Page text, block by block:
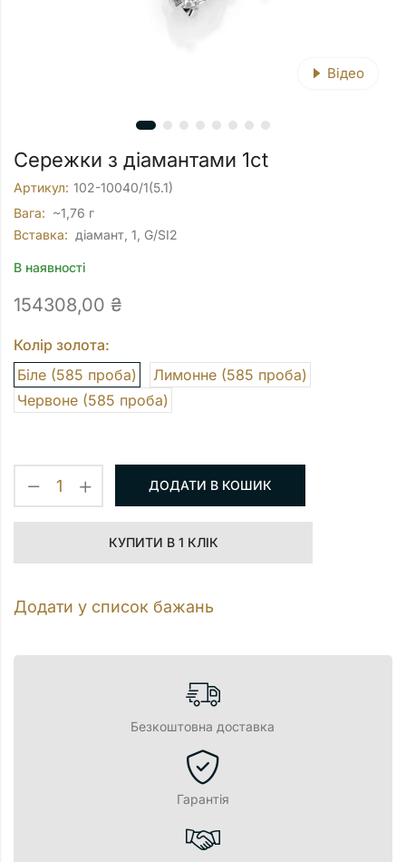
Відео
Сережки з діамантами 1ct
Артикул: 102-10040/1(5.1)
Вага: ~1,76 г
Вставка: діамант, 1, G/SI2
В наявності
154308,00 ₴
Колір золота:
Біле (585 проба)
Лимонне (585 проба)
Червоне (585 проба)
ДОДАТИ В КОШИК
КУПИТИ В 1 КЛІК
Додати у список бажань
Безкоштовна доставка
Гарантія